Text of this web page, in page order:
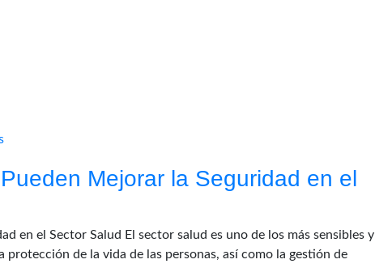
Mejorar la Seguridad en el
en el Sector Salud El sector salud es uno de los más sensibles y
de la vida de las personas, así como la gestión de